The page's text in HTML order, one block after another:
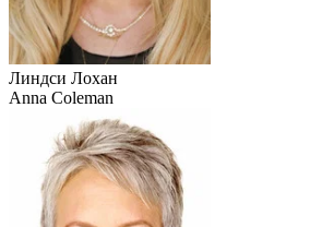
Линдси Лохан
Anna Coleman